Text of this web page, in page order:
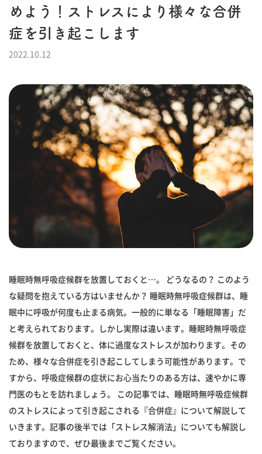
めよう！ストレスにより様々な合併
症を引き起こします
2022.10.12
睡眠時無呼吸症候群を放置しておくと…。 どうなるの？ このよう
な疑問を抱えている方はいませんか？ 睡眠時無呼吸症候群は、睡
眠中に呼吸が何度も止まる病気。一般的に単なる「睡眠障害」だ
と考えられております。しかし実際は違います。睡眠時無呼吸症
候群を放置しておくと、体に過度なストレスが加わります。その
ため、様々な合併症を引き起こしてしまう可能性があります。で
すから、呼吸症候群の症状にお心当たりのある方は、速やかに専
門医のもとを訪れましょう。 この記事では、睡眠時無呼吸症候群
のストレスによって引き起こされる『合併症』について解説して
いきます。記事の後半では「ストレス解消法」についても解説し
ておりますので、ぜひ最後までご覧ください。